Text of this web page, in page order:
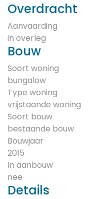
Overdracht
Aanvaarding
in overleg
Bouw
Soort woning
bungalow
Type woning
vrijstaande woning
Soort bouw
bestaande bouw
Bouwjaar
2015
In aanbouw
nee
Details